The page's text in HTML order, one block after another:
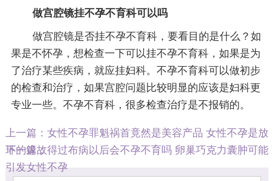
做宫腔镜挂不孕不育科可以吗
做宫腔镜是否挂不孕不育科，要看目的是什么？如
果是不怀孕，想检查一下可以挂不孕不育科，如果是为
了治疗某些疾病，就应挂妇科。不孕不育科可以做初步
的检查和治疗，如果宫腔问题比较明显的应该是妇科更
专业一些。不孕不育科，很多检查治疗是不报销的。
上一篇： 女性不孕罪魁祸首竟然是美容产品 女性不孕是放
环的缘故
下一篇：得过布病以后会不孕不育吗 卵巢巧克力囊肿可能
引发女性不孕